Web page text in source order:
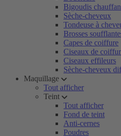
Bigoudis
Sèche-cheveux
Tondeuse à
Brosses
Capes de coiffure
Ciseaux de
Ciseaux effileurs
Sèche-cheveux
Maquillage
Tout afficher
Teint
Tout afficher
Fond de teint
Anti-cernes
Poudres